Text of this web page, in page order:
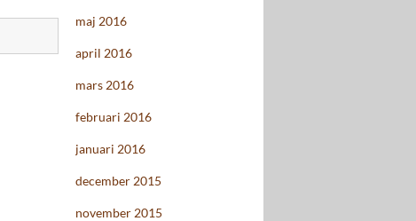
maj 2016
april 2016
mars 2016
februari 2016
januari 2016
december 2015
november 2015